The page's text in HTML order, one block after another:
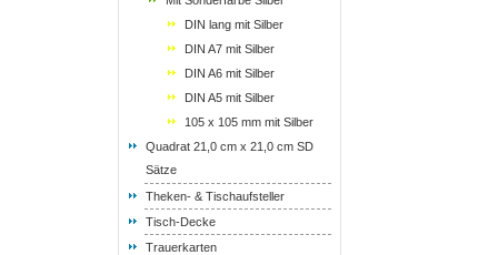
DIN lang mit Silber
DIN A7 mit Silber
DIN A6 mit Silber
DIN A5 mit Silber
105 x 105 mm mit Silber
Quadrat 21,0 cm x 21,0 cm SD
Sätze
Theken- & Tischaufsteller
Tisch-Decke
Trauerkarten